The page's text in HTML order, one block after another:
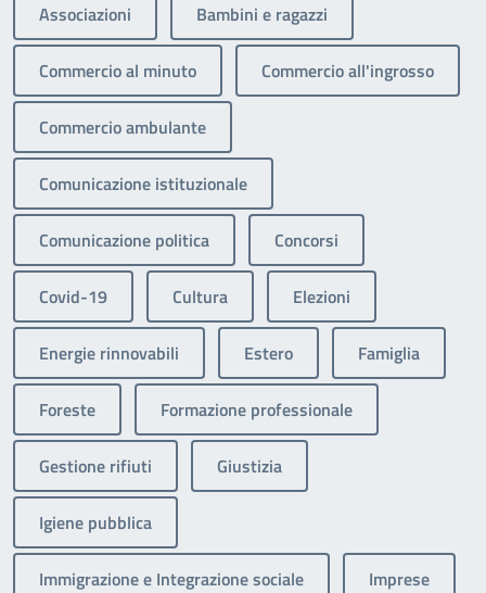
Associazioni Bambini e ragazzi
Commercio al minuto Commercio all'ingrosso
Commercio ambulante
Comunicazione istituzionale
Comunicazione politica Concorsi
Covid-19 Cultura Elezioni
Energie rinnovabili Estero Famiglia
Foreste Formazione professionale
Gestione rifiuti Giustizia
Igiene pubblica
Immigrazione e Integrazione sociale Imprese